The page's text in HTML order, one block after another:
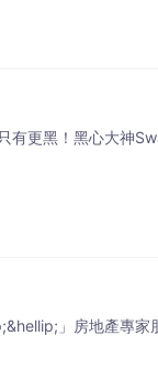
有更黑！黑心大神
」房地產專家